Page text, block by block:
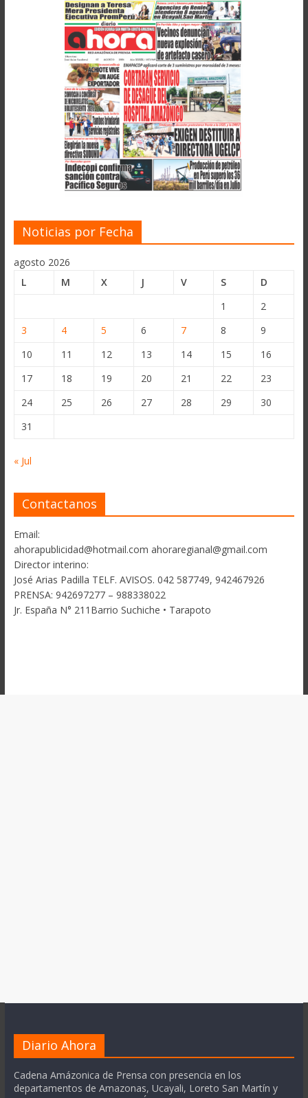
Noticias por Fecha
agosto 2026
L
M X J V S
D
1
2
3
4 5 6 7 8
9
10
11 12 13 14 15
16
17
18 19 20 21 22
23
24
25 26 27 28 29
30
31
« Jul
Contactanos
Email:
ahorapublicidad@hotmail.com ahoraregianal@gmail.com
Director interino:
José Arias Padilla TELF. AVISOS. 042 587749, 942467926
PRENSA: 942697277 – 988338022
Jr. España N° 211Barrio Suchiche • Tarapoto
Diario Ahora
Cadena Amázonica de Prensa con presencia en los
departamentos de Amazonas, Ucayali, Loreto San Martín y